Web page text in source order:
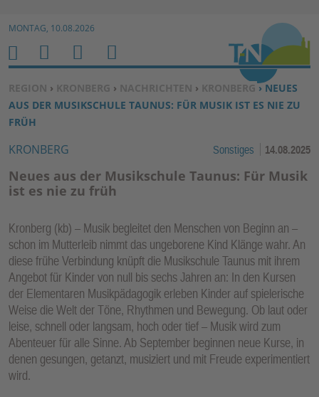
Zum Inhalt springen ↓
MONTAG, 10.08.2026
SIE BEFINDEN SICH HIER:
REGION › KRONBERG › NACHRICHTEN › KRONBERG› NEUES
AUS DER MUSIKSCHULE TAUNUS: FÜR MUSIK IST ES NIE ZU
FRÜH
KRONBERG Sonstiges 14.08.2025
Neues aus der Musikschule Taunus: Für Musik
ist es nie zu früh
Kronberg (kb) – Musik begleitet den Menschen von Beginn an –
schon im Mutterleib nimmt das ungeborene Kind Klänge wahr. An
diese frühe Verbindung knüpft die Musikschule Taunus mit ihrem
Angebot für Kinder von null bis sechs Jahren an: In den Kursen
der Elementaren Musikpädagogik erleben Kinder auf spielerische
Weise die Welt der Töne, Rhythmen und Bewegung. Ob laut oder
leise, schnell oder langsam, hoch oder tief – Musik wird zum
Abenteuer für alle Sinne. Ab September beginnen neue Kurse, in
denen gesungen, getanzt, musiziert und mit Freude experimentiert
wird.
H
O
M
E
M
E
N
S
U
C
B
E
N
E
R
U
N
K
TI
O
N
E
N